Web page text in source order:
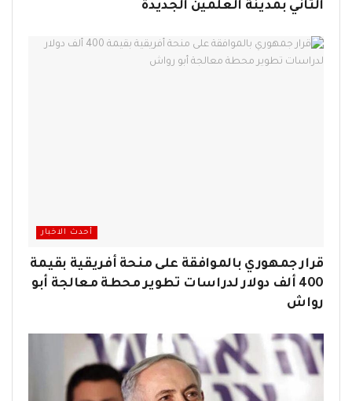
الثاني بمدينة العلمين الجديدة
أحدث الاخبار
قرار جمهوري بالموافقة على منحة أفريقية بقيمة
400 ألف دولار لدراسات تطوير محطة معالجة أبو
رواش